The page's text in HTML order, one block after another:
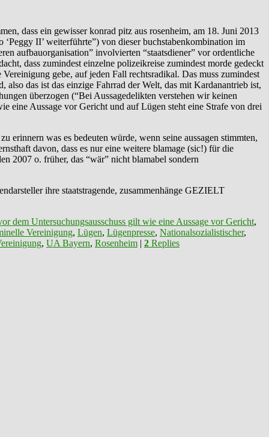
dass ein gewisser konrad ‪‎pitz‬ aus ‪‎rosenheim‬, am 18. Juni 2013
II’ weiterführte”) von dieser buchstabenkombination im
aufbauorganisation” involvierten “staatsdiener” vor ordentliche
dass zumindest einzelne polizeikreise zumindest morde gedeckt
gebe, auf jeden Fall rechtsradikal. Das muss zumindest
das ist das einzige Fahrrad der Welt, das mit Kardanantrieb ist,
überzogen (“Bei Aussagedelikten verstehen wir keinen
eine Aussage vor Gericht und auf Lügen steht eine Strafe von drei
erinnern was es bedeuten würde, wenn seine aussagen stimmten,
davon, dass es nur eine weitere blamage (sic!) für die
2007 o. früher, das “wär” nicht blamabel sondern
ihre staatstragende, zusammenhänge GEZIELT
dem Untersuchungsausschuss gilt wie eine Aussage vor Gericht,
Vereinigung, Lügen, Lügenpresse, Nationalsozialistischer,
, UA Bayern, ‬Rosenheim‬ | 2 Replies